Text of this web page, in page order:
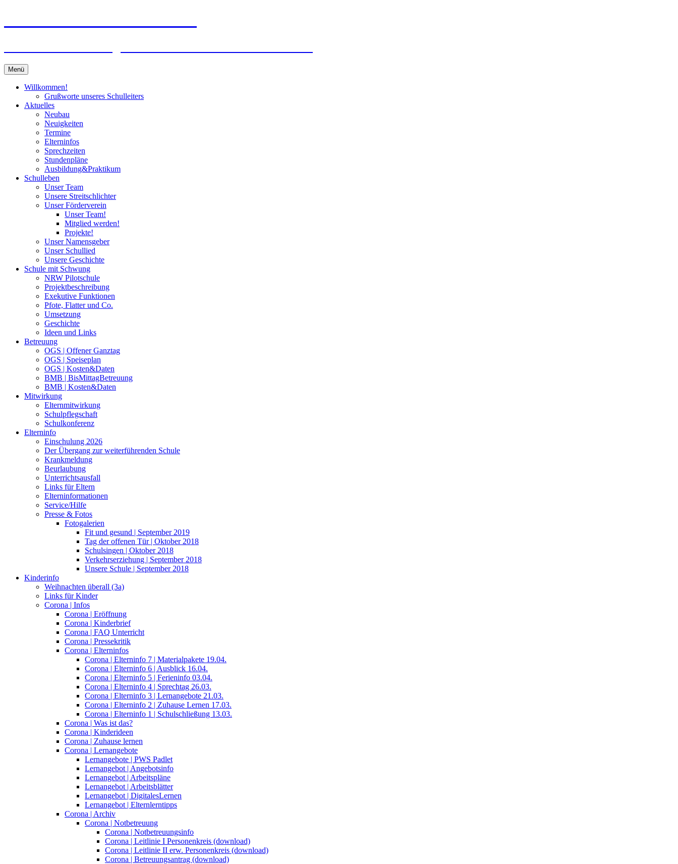
Menü
Willkommen!
Grußworte unseres Schulleiters
Aktuelles
Neubau
Neuigkeiten
Termine
Elterninfos
Sprechzeiten
Stundenpläne
Ausbildung&Praktikum
Schulleben
Unser Team
Unsere Streitschlichter
Unser Förderverein
Unser Team!
Mitglied werden!
Projekte!
Unser Namensgeber
Unser Schullied
Unsere Geschichte
Schule mit Schwung
NRW Pilotschule
Projektbeschreibung
Exekutive Funktionen
Pfote, Flatter und Co.
Umsetzung
Geschichte
Ideen und Links
Betreuung
OGS | Offener Ganztag
OGS | Speiseplan
OGS | Kosten&Daten
BMB | BisMittagBetreuung
BMB | Kosten&Daten
Mitwirkung
Elternmitwirkung
Schulpflegschaft
Schulkonferenz
Elterninfo
Einschulung 2026
Der Übergang zur weiterführenden Schule
Krankmeldung
Beurlaubung
Unterrichtsausfall
Links für Eltern
Elterninformationen
Service/Hilfe
Presse & Fotos
Fotogalerien
Fit und gesund | September 2019
Tag der offenen Tür | Oktober 2018
Schulsingen | Oktober 2018
Verkehrserziehung | September 2018
Unsere Schule | September 2018
Kinderinfo
Weihnachten überall (3a)
Links für Kinder
Corona | Infos
Corona | Eröffnung
Corona | Kinderbrief
Corona | FAQ Unterricht
Corona | Pressekritik
Corona | Elterninfos
Corona | Elterninfo 7 | Materialpakete 19.04.
Corona | Elterninfo 6 | Ausblick 16.04.
Corona | Elterninfo 5 | Ferieninfo 03.04.
Corona | Elterninfo 4 | Sprechtag 26.03.
Corona | Elterninfo 3 | Lernangebote 21.03.
Corona | Elterninfo 2 | Zuhause Lernen 17.03.
Corona | Elterninfo 1 | Schulschließung 13.03.
Corona | Was ist das?
Corona | Kinderideen
Corona | Zuhause lernen
Corona | Lernangebote
Lernangebote | PWS Padlet
Lernangebot | Angebotsinfo
Lernangebot | Arbeitspläne
Lernangebot | Arbeitsblätter
Lernangebot | DigitalesLernen
Lernangebot | Elternlerntipps
Corona | Archiv
Corona | Notbetreuung
Corona | Notbetreuungsinfo
Corona | Leitlinie I Personenkreis (download)
Corona | Leitlinie II erw. Personenkreis (download)
Corona | Betreuungsantrag (download)